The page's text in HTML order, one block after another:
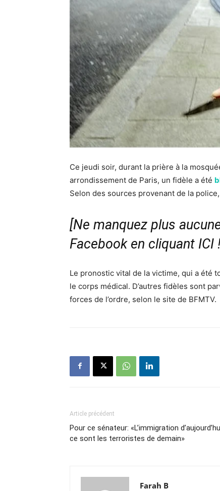
Ce jeudi soir, durant la prière à la
arrondissement de Paris, un fidèle a été
Selon des sources provenant de la
[Ne manquez plus
Facebook en cliquant ICI
Le pronostic vital de la victime, qui a été
le corps médical. D’autres fidèles sont
forces de l’ordre, selon le site de BFMTV.
Article précédent
Pour ce sénateur: «L’immigration
ce sont les terroristes de demain»
Farah B